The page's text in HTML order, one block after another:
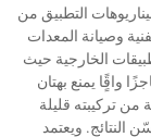
التطبيق من
وصيانة المعدات
الخارجية حيث
واقًٍا يمنع بهتان
من تركيبته قليلة
النتائج. ويعتمد